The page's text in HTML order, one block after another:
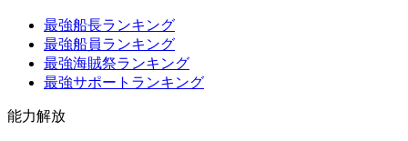
最強船長ランキング
最強船員ランキング
最強海賊祭ランキング
最強サポートランキング
能力解放